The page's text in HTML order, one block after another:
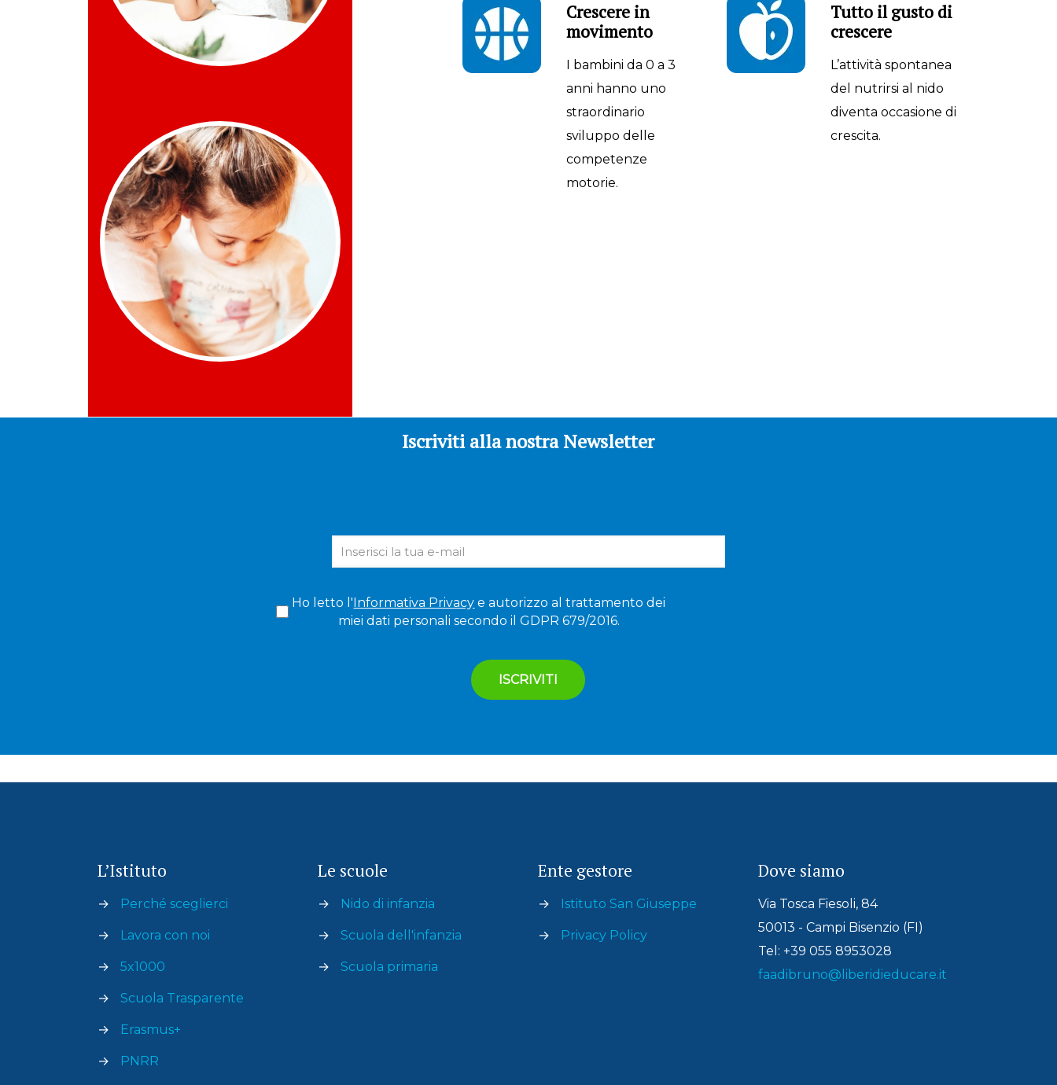
Crescere in
movimento
I bambini da 0 a 3
anni hanno uno
straordinario
sviluppo delle
competenze
motorie.
Tutto il gusto di
crescere
L’attività spontanea
del nutrirsi al nido
diventa occasione di
crescita.
Iscriviti alla nostra Newsletter
Ho letto l'Informativa Privacy e autorizzo al trattamento dei
miei dati personali secondo il GDPR 679/2016.
L’Istituto
→ Perché sceglierci
→ Lavora con noi
→ 5x1000
→ Scuola Trasparente
→ Erasmus+
→ PNRR
Le scuole
→ Nido di infanzia
→ Scuola dell'infanzia
→ Scuola primaria
Ente gestore
→ Istituto San Giuseppe
→ Privacy Policy
Dove siamo
Via Tosca Fiesoli, 84
50013 - Campi Bisenzio (FI)
Tel: +39 055 8953028
faadibruno@liberidieducare.it